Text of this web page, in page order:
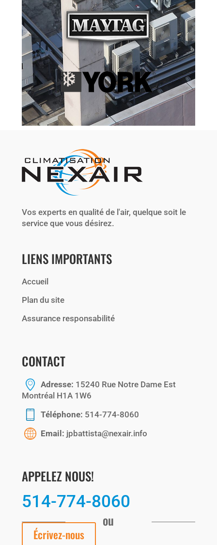
Vos experts en qualité de l'air, quelque soit le
service que vous désirez.
LIENS IMPORTANTS
Accueil
Plan du site
Assurance responsabilité
CONTACT
Adresse: 15240 Rue Notre Dame Est
Montréal H1A 1W6
Téléphone: 514-774-8060
Email: jpbattista@nexair.info
APPELEZ NOUS!
514-774-8060
ou
Écrivez-nous